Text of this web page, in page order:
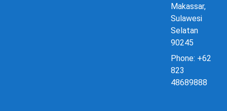
Makassar,
Sulawesi
Selatan
90245
Phone: +62
823
48689888